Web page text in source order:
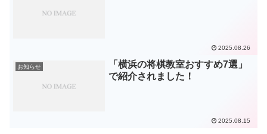
2025.08.26
お知らせ
「横浜の将棋教室おすすめ7選」
で紹介されました！
2025.08.15